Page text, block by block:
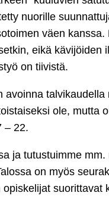
nuorille
väen
eikä kävijöiden
on tiivistä.
avoinna talvikaudella
ole, mutta
– 22.
ja tutustuimme
on myös
suorittavat